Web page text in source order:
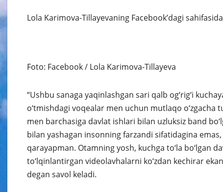
Lola Karimova-Tillayevaning Facebook’dagi
Foto: Facebook / Lola Karimova-Tillayeva
“Ushbu sanaga yaqinlashgan sari qalb og‘rig‘i
o‘tmishdagi voqealar men uchun mutlaqo
men barchasiga davlat ishlari bilan uzluksiz band
bilan yashagan insonning farzandi sifatidagina
qarayapman. Otamning yosh, kuchga to‘la bo‘lgan
to‘lqinlantirgan videolavhalarni ko‘zdan kechirar
degan savol keladi.